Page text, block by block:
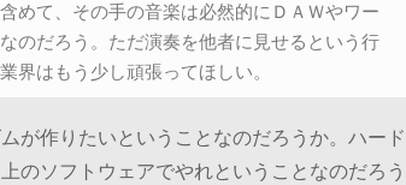
めて、その手の音楽は必然的にＤＡＷやワー
のだろう。ただ演奏を他者に見せるという行
界はもう少し頑張ってほしい。
が作りたいということなのだろうか。ハード
のソフトウェアでやれということなのだろう